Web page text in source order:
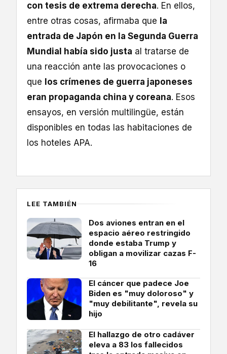
con tesis de extrema derecha. En ellos,
entre otras cosas, afirmaba que la
entrada de Japón en la Segunda Guerra
Mundial había sido justa al tratarse de
una reacción ante las provocaciones o
que los crímenes de guerra japoneses
eran propaganda china y coreana. Esos
ensayos, en versión multilingüe, están
disponibles en todas las habitaciones de
los hoteles APA.
LEE TAMBIÉN
Dos aviones entran en el
espacio aéreo restringido
donde estaba Trump y
obligan a movilizar cazas F-
16
El cáncer que padece Joe
Biden es "muy doloroso" y
"muy debilitante", revela su
hijo
El hallazgo de otro cadáver
eleva a 83 los fallecidos